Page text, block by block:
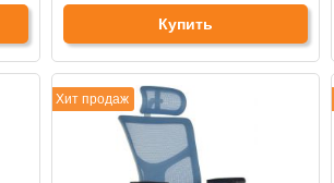
Купить
Хит продаж